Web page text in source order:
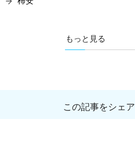
もっと見る
この記事をシェア